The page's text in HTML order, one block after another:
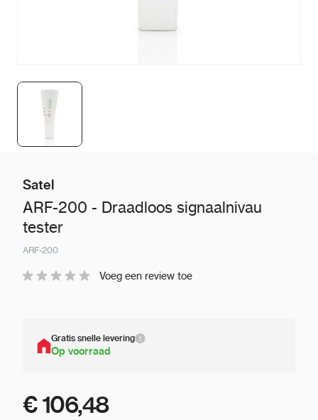
Satel
ARF-200 - Draadloos signaalnivau
tester
ARF-200
Voeg een review toe
Gratis snelle levering
Op voorraad
€ 106,48